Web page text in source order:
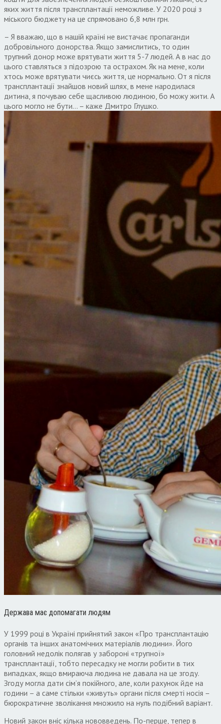
яких життя після трансплантації неможливе. У 2020 році з
міського бюджету на це спрямовано 6,8 млн грн.
– Я вважаю, що в нашій країні не вистачає пропаганди
добровільного донорства. Якщо замислитись, то один
трупний донор може врятувати життя 5-7 людей. А в нас до
цього ставляться з підозрою та острахом. Як на мене, коли
хтось може врятувати чиєсь життя, це нормально. От я після
трансплантації знайшов новий шлях, в мене народилася
дитина, я почуваю себе щасливою людиною, бо можу жити. А
цього могло не бути… – каже Дмитро Глушко.
Держава має допомагати людям
У 1999 році в Україні прийнятий закон «Про трансплантацію
органів та інших анатомічних матеріалів людини». Його
головний недолік полягав у забороні «трупної»
трансплантації, тобто пересадку не могли робити в тих
випадках, якщо вмираюча людина не давала на це згоду.
Згоду могла дати сім’я покійного, але, коли рахунок йде на
години – а саме стільки «живуть» органи після смерті носія –
бюрократичне зволікання множило на нуль подібний варіант.
Новий закон вніс кілька нововведень. По-перше, тепер в